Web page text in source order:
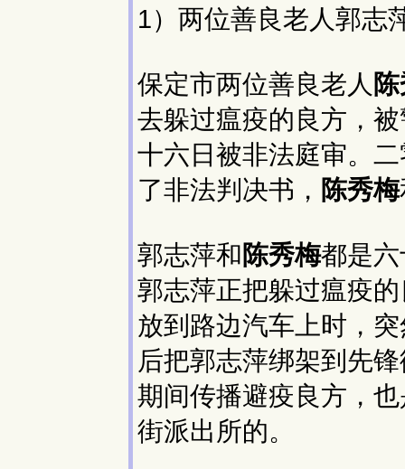
1）两位善良老人郭志
保定市两位善良老人
去躲过瘟疫的良方，
十六日被非法庭审。
了非法判决书， 陈秀梅
郭志萍和陈秀梅都是
郭志萍正把躲过瘟疫
放到路边汽车上时，
后把郭志萍绑架到先
期间传播避疫良方，
街派出所的。